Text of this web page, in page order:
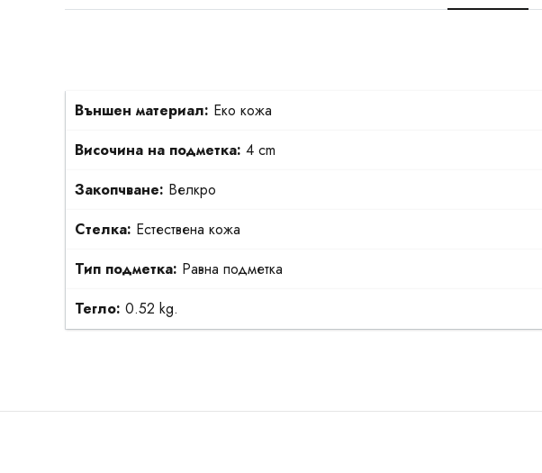
Външен материал: Еко кожа
Височина на подметка: 4 cm
Закопчване: Велкро
Стелка: Естествена кожа
Тип подметка: Равна подметка
Тегло: 0.52 kg.